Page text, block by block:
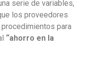
serie de variables,
los proveedores
para
“ahorro en la